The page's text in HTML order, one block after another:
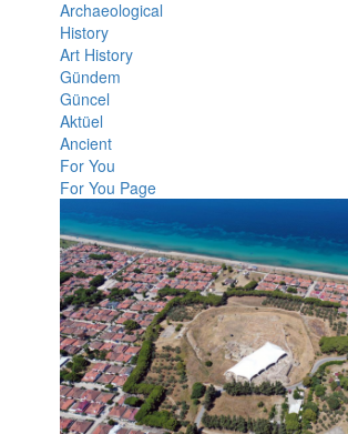
Archaeological
History
Art History
Gündem
Güncel
Aktüel
Ancient
For You
For You Page